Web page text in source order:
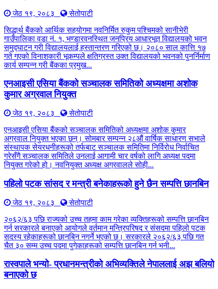
जेठ १९, २०८३
सेतोपाटी
सिद्धार्थ बैंकको आर्थिक सहयोगमा नवनिर्मित रुकुम पश्चिमको सानीभेरी
गाउँपालिका वडा नं. १, भण्डारवनस्थित जनप्रिय आधारभूत विद्यालयको भवन
समुद्घाटन गरी विद्यालयलाई हस्तान्तरण गरिएको छ। २०८० साल कात्ति १७
गते गएको विनाशकारी भूकम्पले क्षतिग्रस्त उक्त विद्यालयको भवनको पुनर्निर्माण
कार्य सम्पन्न गरी बैंकका प्रमुख...
एनआइसी एसिया बैंकको सञ्चालक समितिको अध्यक्षमा अशोक
कुमार अग्रवाल नियुक्त
जेठ १९, २०८३
सेतोपाटी
एनआइसी एसिया बैंकको सञ्चालक समितिको अध्यक्षमा अशोक कुमार
अग्रवाल नियुक्त भएका छन्। सोमबार सम्पन्न २८औं वार्षिक साधारण सभाले
संस्थापक सेयरधनीहरूको तर्फबाट सञ्चालक समितिमा निर्विरोध निर्वाचित
गरेसँगै सञ्चालक समितिले उनलाई आगामी चार वर्षको लागि अध्यक्ष पदमा
नियुक्त गरेको हो। नवनियुक्त अध्यक्ष अग्रवालले सोही...
पहिलो पटक सांसद र मन्त्री बनेकाहरूको हुने छैन सम्पत्ति छानबिन
जेठ १९, २०८३
सेतोपाटी
२०६२/६३ पछि राज्यको उच्च तहमा काम गरेका व्यक्तिहरूको सम्पत्ति छानबिन
गर्न सरकारले बनाएको आयोगले वर्तमान मन्त्रिपरिषद र संसदमा पहिलो पटक
सदस्य रहेकाहरूको छानबिन नगर्ने भएको छ। सरकारले २०६२/६३ पछि गत
चैत ३० सम्म उच्च पदमा पुगेकाहरूको सम्पत्ति छानबिन गर्न भनी...
रास्वपाले भन्यो- प्रधानमन्त्रीको अभिव्यक्तिले नेपाललाई अझ बलियो
बनाएको छ